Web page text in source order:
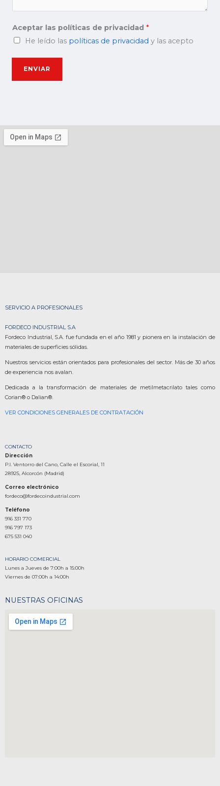
Aceptar las políticas de privacidad *
He leído las políticas de privacidad y las acepto
ENVIAR
SERVICIO A PROFESIONALES
FORDECO INDUSTRIAL S.A
Fordeco Industrial, S.A. fue fundada en el año 1981 y pionera en la instalación de
materiales de superficies sólidas.
Nuestros servicios están orientados para profesionales del sector. Más de 30 años
de experiencia nos avalan.
Dedicada a la transformación de materiales de metilmetacrilato tales como
Corian® o Dalian®.
VER CONDICIONES GENERALES DE CONTRATACIÓN
CONTACTO
Dirección
P.I. Ventorro del Cano, Calle el Escorial, 11
28925, Alcorcón (Madrid)
Correo electrónico
fordeco@fordecoindustrial.com
Teléfono
916 331 770
916 797 173
675 531 040
HORARIO COMERCIAL
Lunes a Jueves de 7:00h a 15:00h
Viernes de 07:00h a 14:00h
NUESTRAS OFICINAS